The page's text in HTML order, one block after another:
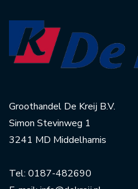
Groothandel De Kreij B.V.
Simon Stevinweg 1
3241 MD Middelharnis
Tel: 0187-482690